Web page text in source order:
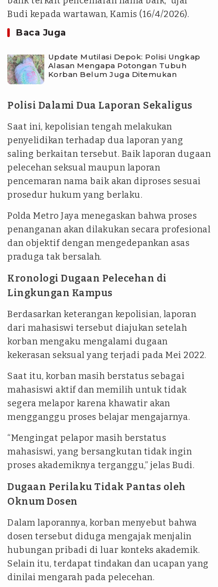
Budi kepada wartawan, Kamis (16/4/2026).
Baca Juga
Update Mutilasi Depok: Polisi Ungkap
Alasan Mengapa Potongan Tubuh
Korban Belum Juga Ditemukan
Polisi Dalami Dua Laporan Sekaligus
Saat ini, kepolisian tengah melakukan
penyelidikan terhadap dua laporan yang
saling berkaitan tersebut. Baik laporan dugaan
pelecehan seksual maupun laporan
pencemaran nama baik akan diproses sesuai
prosedur hukum yang berlaku.
Polda Metro Jaya menegaskan bahwa proses
penanganan akan dilakukan secara profesional
dan objektif dengan mengedepankan asas
praduga tak bersalah.
Kronologi Dugaan Pelecehan di
Lingkungan Kampus
Berdasarkan keterangan kepolisian, laporan
dari mahasiswi tersebut diajukan setelah
korban mengaku mengalami dugaan
kekerasan seksual yang terjadi pada Mei 2022.
Saat itu, korban masih berstatus sebagai
mahasiswi aktif dan memilih untuk tidak
segera melapor karena khawatir akan
mengganggu proses belajar mengajarnya.
“Mengingat pelapor masih berstatus
mahasiswi, yang bersangkutan tidak ingin
proses akademiknya terganggu,” jelas Budi.
Dugaan Perilaku Tidak Pantas oleh
Oknum Dosen
Dalam laporannya, korban menyebut bahwa
dosen tersebut diduga mengajak menjalin
hubungan pribadi di luar konteks akademik.
Selain itu, terdapat tindakan dan ucapan yang
dinilai mengarah pada pelecehan.